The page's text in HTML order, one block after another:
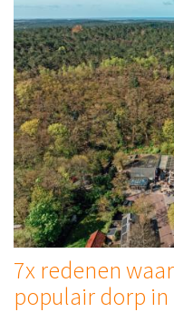
7x redenen
populair dorp